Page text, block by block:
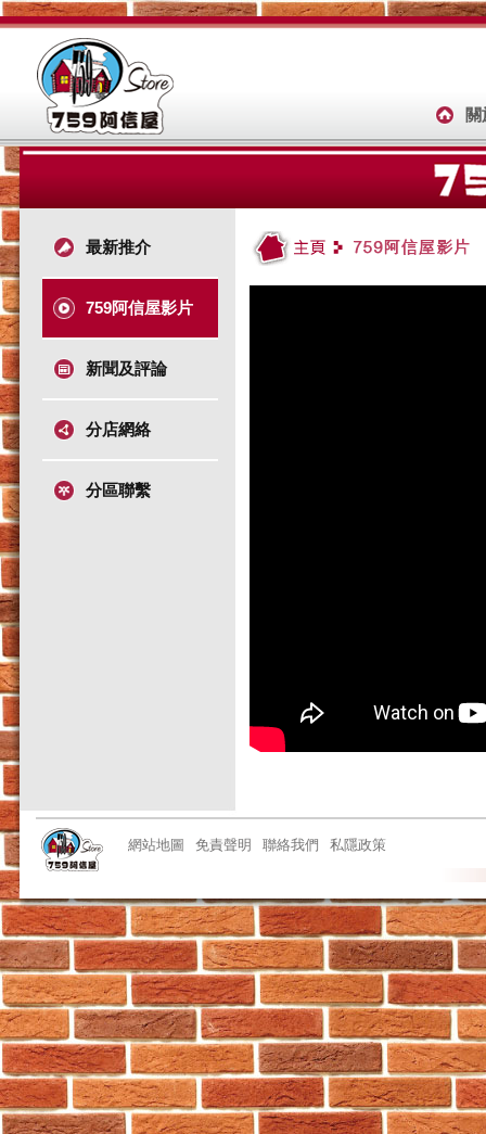
最新推介
759阿信屋影片
新聞及評論
分店網絡
分區聯繫
網站地圖 免責聲明 聯絡我們 私隱政策